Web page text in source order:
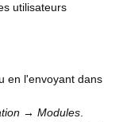
utilisateurs
en l'envoyant dans
→ Modules.